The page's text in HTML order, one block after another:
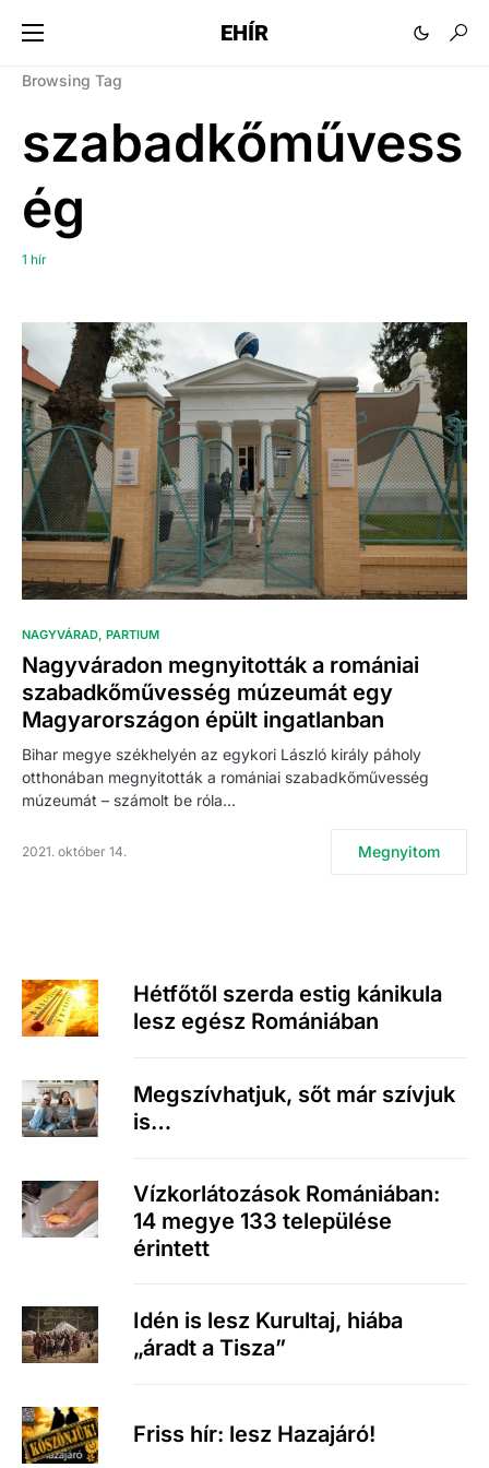
EHÍR
Browsing Tag
szabadkőművess
ég
1 hír
NAGYVÁRAD PARTIUM
Nagyváradon megnyitották a romániai
szabadkőművesség múzeumát egy
Magyarországon épült ingatlanban
Bihar megye székhelyén az egykori László király páholy
otthonában megnyitották a romániai szabadkőművesség
múzeumát – számolt be róla…
2021. október 14. Megnyitom
Hétfőtől szerda estig kánikula
lesz egész Romániában
Megszívhatjuk, sőt már szívjuk
is…
Vízkorlátozások Romániában:
14 megye 133 települése
érintett
Idén is lesz Kurultaj, hiába
„áradt a Tisza”
Friss hír: lesz Hazajáró!